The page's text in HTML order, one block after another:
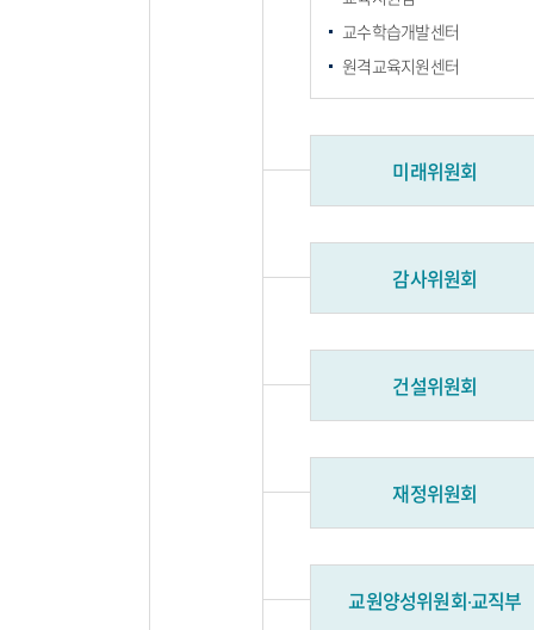
교수학습개발센터
원격교육지원센터
미래위원회
감사위원회
건설위원회
재정위원회
교원양성위원회∙교직부